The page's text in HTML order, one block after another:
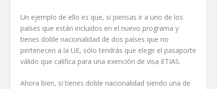
Un ejemplo de ello es que, si piensas ir a uno de los
países que están incluidos en el nuevo programa y
tienes doble nacionalidad de dos países que no
pertenecen a la UE, sólo tendrás que elegir el pasaporte
válido que califica para una exención de visa ETIAS.
Ahora bien, si tienes doble nacionalidad siendo una de